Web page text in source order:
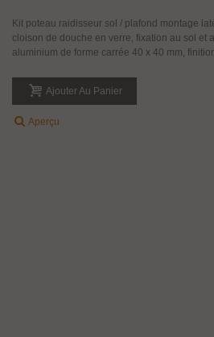
Kit poteau raidisseur sol / plafond montage
cloison de douche en verre, fixation au sol et
aluminium de forme carrée 40 x 40 mm,
Ajouter Au Panier
Aperçu